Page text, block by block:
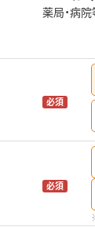
薬局・病
必須
必須